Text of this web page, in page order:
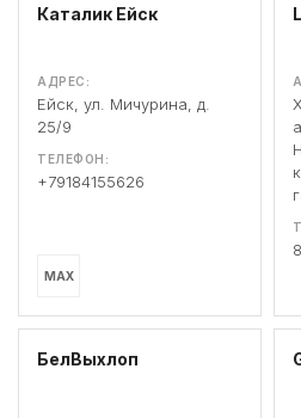
Каталик Ейск
АДРЕС:
Ейск, ул. Мичурина, д.
25/9
ТЕЛЕФОН:
+79184155626
MAX
БелВыхлоп